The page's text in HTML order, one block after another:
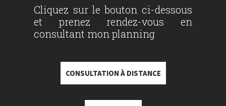
Cliquez sur le bouton ci-dessous
et prenez rendez-vous en
consultant mon planning
CONSULTATION À DISTANCE